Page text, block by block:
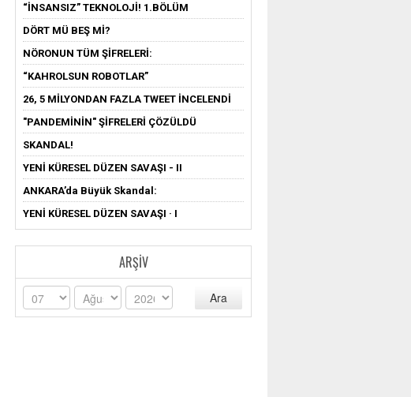
“İNSANSIZ” TEKNOLOJİ! 1.BÖLÜM
DÖRT MÜ BEŞ Mİ?
NÖRONUN TÜM ŞİFRELERİ:
“KAHROLSUN ROBOTLAR”
26, 5 MİLYONDAN FAZLA TWEET İNCELENDİ
"PANDEMİNİN" ŞİFRELERİ ÇÖZÜLDÜ
SKANDAL!
YENİ KÜRESEL DÜZEN SAVAŞI - II
ANKARA’da Büyük Skandal:
YENİ KÜRESEL DÜZEN SAVAŞI · I
ARŞIV
Ara